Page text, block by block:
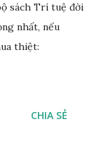
sách Trí tuệ đời
nhất, nếu
thiệt:
CHIA SẺ